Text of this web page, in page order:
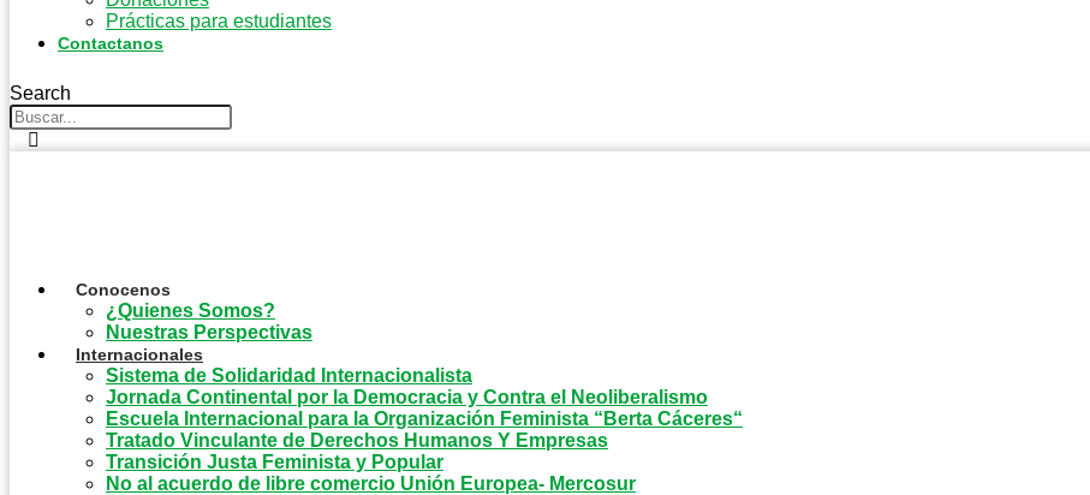
Prácticas para estudiantes
Contactanos
Search
Conocenos
¿Quienes Somos?
Nuestras Perspectivas
Internacionales
Sistema de Solidaridad Internacionalista
Jornada Continental por la Democracia y Contra el Neoliberalismo
Escuela Internacional para la Organización Feminista “Berta Cáceres“
Tratado Vinculante de Derechos Humanos Y Empresas
Transición Justa Feminista y Popular
No al acuerdo de libre comercio Unión Europea- Mercosur